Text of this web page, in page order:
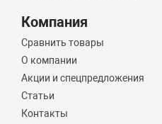
Компания
Сравнить товары
О компании
Акции и спецпредложения
Статьи
Контакты